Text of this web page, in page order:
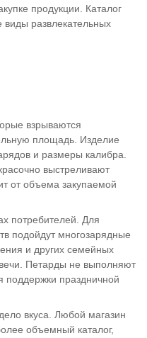
продукции. Каталог
развлекательных
взрываются
площадь. Изделие
и размеры калибра.
выстреливают
от объема закупаемой
потребителей. Для
подойдут многозарядные
и других семейных
Петарды не выполняют
поддержки праздничной
вкуса. Любой магазин
объемный каталог,